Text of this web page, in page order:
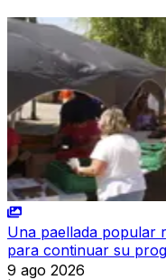
Una paellada popular
para continuar su
9 ago 2026